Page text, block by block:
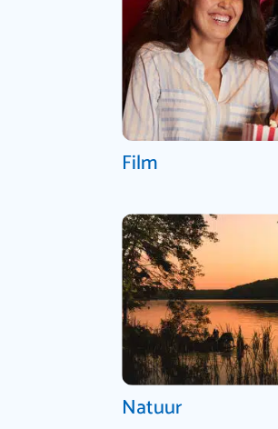
Film
Natuur